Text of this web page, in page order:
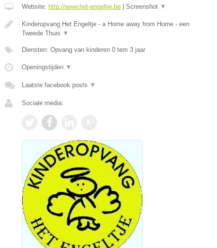
Website: http://www.het-engeltje.be Screenshot ▼
Kinderopvang Het Engeltje - a Home away from Home - een
Tweede Thuis ▼
Diensten: Opvang van kinderen 0 tem 3 jaar
Openingstijden ▼
Laatste facebook posts ▼
Sociale media: